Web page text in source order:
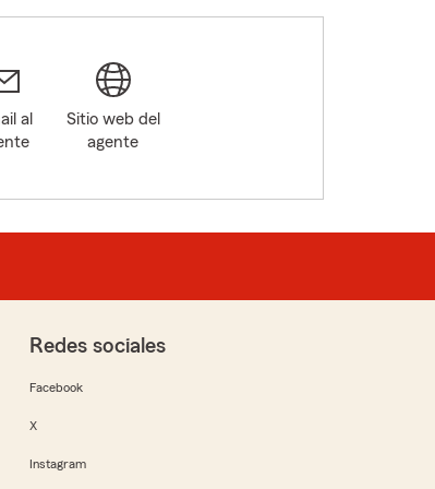
al
Sitio web del
agente
Redes sociales
Facebook
X
Instagram